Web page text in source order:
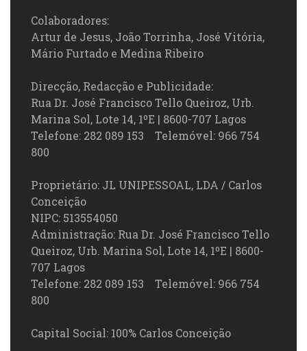
Colaboradores:
Artur de Jesus, João Torrinha, José Vitória,
Mário Furtado e Medina Ribeiro
Direcção, Redacção e Publicidade:
Rua Dr. José Francisco Tello Queiroz, Urb.
Marina Sol, Lote 14, 1ºE | 8600-707 Lagos
Telefone: 282 089 153 Telemóvel: 966 754
800
Proprietário: JL UNIPESSOAL, LDA / Carlos
Conceição
NIPC: 513554050
Administração: Rua Dr. José Francisco Tello
Queiroz, Urb. Marina Sol, Lote 14, 1ºE | 8600-
707 Lagos
Telefone: 282 089 153 Telemóvel: 966 754
800
Capital Social: 100% Carlos Conceição